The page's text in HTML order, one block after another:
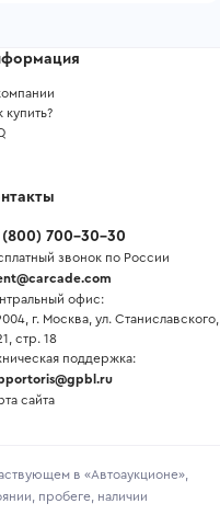
купить?
(800) 700-30-30
звонок по России
офис:
г. Москва, ул. Станиславского,
стр. 18
поддержка:
сайта
в «Автоаукционе»,
пробеге, наличии